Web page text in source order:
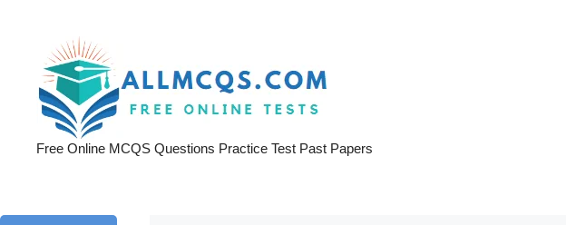
Free Online MCQS Questions Practice Test Past Papers